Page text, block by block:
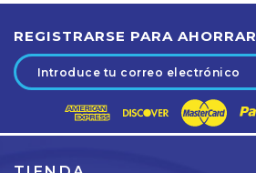
REGISTRARSE PARA AHORRAR
Dirección
de
electrónico